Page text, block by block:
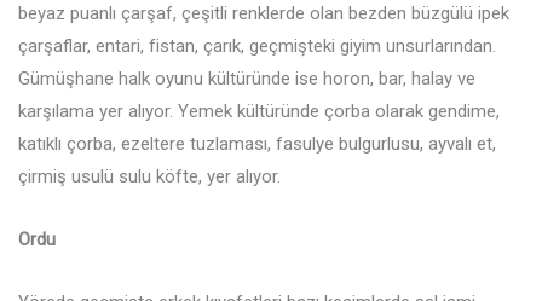
beyaz puanlı çarşaf, çeşitli renklerde olan bezden büzgülü ipek
çarşaflar, entari, fistan, çarık, geçmişteki giyim unsurlarından.
Gümüşhane halk oyunu kültüründe ise horon, bar, halay ve
karşılama yer alıyor. Yemek kültüründe çorba olarak gendime,
katıklı çorba, ezeltere tuzlaması, fasulye bulgurlusu, ayvalı et,
çirmiş usulü sulu köfte, yer alıyor.
Ordu